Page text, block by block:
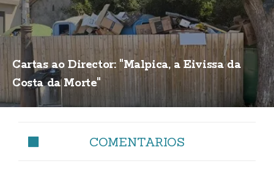
Cartas ao Director: "Malpica, a Eivissa da
Costa da Morte"
COMENTARIOS